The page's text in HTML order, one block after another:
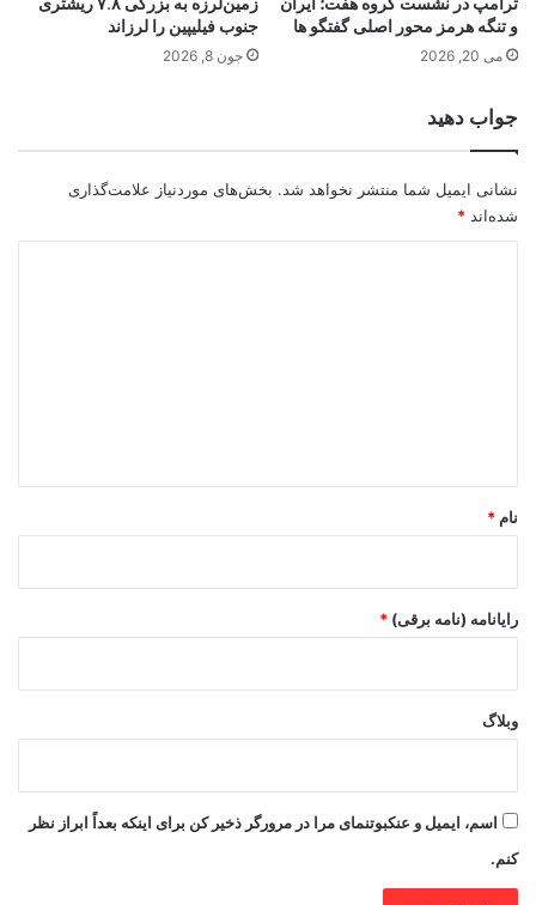
و تنگه هرمز محور اصلی گفتگو ها
می 20, 2026
جنوب فیلیپین را لرزاند
جون 8, 2026
جواب دهید
نشانی ایمیل شما منتشر نخواهد شد. بخش‌های موردنیاز علامت‌گذاری
شده‌اند *
نام *
رایانامه (نامه برقی) *
وبلاگ
اسم، ایمیل و عنکبوتنمای مرا در مرورگر ذخیر کن برای اینکه بعداً ابراز نظر
کنم.